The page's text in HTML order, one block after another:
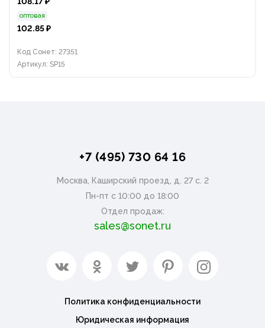
оптовая
102.85 ₽
Код Сонет: 27351
Артикул: SP15
+7 (495) 730 64 16
Москва, Каширский проезд, д. 27 с. 2
Пн-пт с 10:00 до 18:00
Отдел продаж:
sales@sonet.ru
Политика конфиденциальности
Юридическая информация